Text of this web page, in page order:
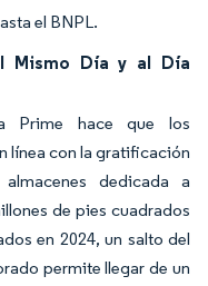
el BNPL.
Mismo Día y al Día
Prime hace que los
línea con la gratificación
dedicada a
de pies cuadrados
en 2024, un salto del
permite llegar de un